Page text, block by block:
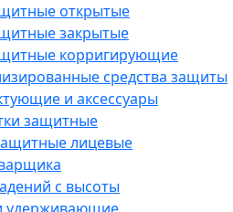
открытые
закрытые
корригирующие
средства защиты
и аксессуары
защитные
лицевые
с высоты